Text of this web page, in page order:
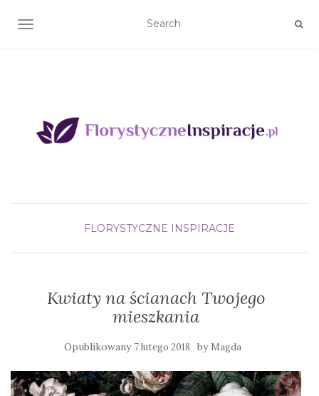
TOGGLE NAVIGATION
FLORYSTYCZNE INSPIRACJE
Kwiaty na ścianach Twojego
mieszkania
Opublikowany 7 lutego 2018 by Magda